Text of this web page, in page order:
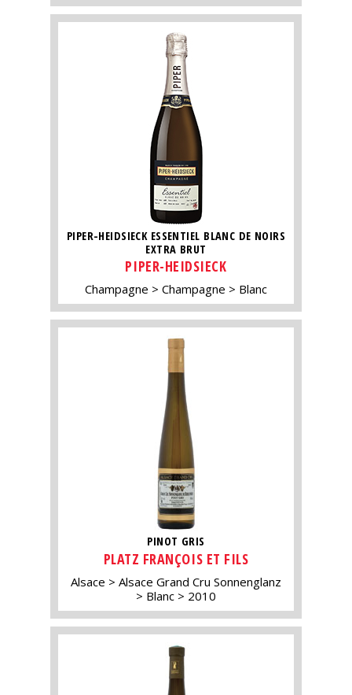
PIPER-HEIDSIECK ESSENTIEL BLANC DE NOIRS
EXTRA BRUT
PIPER-HEIDSIECK
Champagne Champagne Blanc
PINOT GRIS
PLATZ FRANÇOIS ET FILS
Alsace
Alsace Grand Cru Sonnenglanz
Blanc
2010